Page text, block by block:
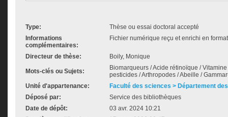
Type:
Thèse ou essai doctoral accepté
Informations
complémentaires:
Fichier numérique reçu et enrichi en
Directeur de thèse: Boily, Monique
Mots-clés ou Sujets:
Biomarqueurs / Acide rétinoïque /
pesticides / Arthropodes / Abeille /
Unité d'appartenance:
Faculté des sciences > Département
Déposé par:
Service des bibliothèques
Date de dépôt:
03 avr. 2024 10:21